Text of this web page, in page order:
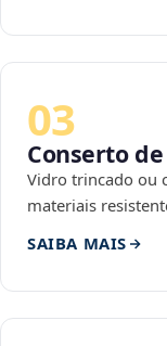
03
Conserto
Vidro trincado ou
materiais
SAIBA MAIS